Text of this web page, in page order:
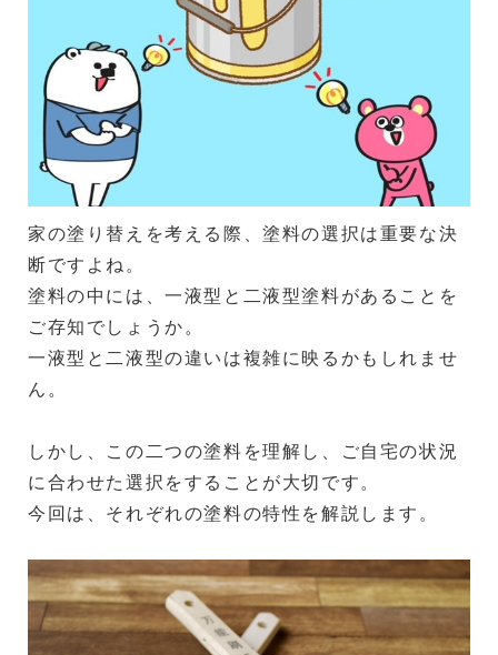
家の塗り替えを考える際、塗料の選択は重要な決
断ですよね。
塗料の中には、一液型と二液型塗料があることを
ご存知でしょうか。
一液型と二液型の違いは複雑に映るかもしれませ
ん。
しかし、この二つの塗料を理解し、ご自宅の状況
に合わせた選択をすることが大切です。
今回は、それぞれの塗料の特性を解説します。